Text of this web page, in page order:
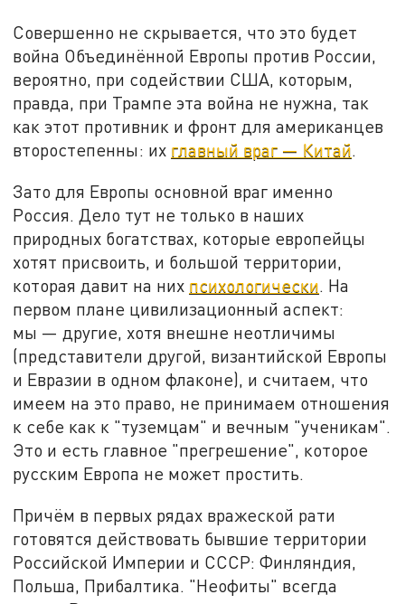
Совершенно не скрывается, что это будет
война Объединённой Европы против России,
вероятно, при содействии США, которым,
правда, при Трампе эта война не нужна, так
как этот противник и фронт для американцев
второстепенны: их главный враг — Китай.
Зато для Европы основной враг именно
Россия. Дело тут не только в наших
природных богатствах, которые европейцы
хотят присвоить, и большой территории,
которая давит на них психологически. На
первом плане цивилизационный аспект:
мы — другие, хотя внешне неотличимы
(представители другой, византийской Европы
и Евразии в одном флаконе), и считаем, что
имеем на это право, не принимаем отношения
к себе как к "туземцам" и вечным "ученикам".
Это и есть главное "прегрешение", которое
русским Европа не может простить.
Причём в первых рядах вражеской рати
готовятся действовать бывшие территории
Российской Империи и СССР: Финляндия,
Польша, Прибалтика. "Неофиты" всегда